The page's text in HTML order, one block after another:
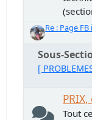
Re : Page
Sous-
[
Tout